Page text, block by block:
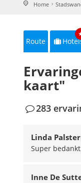
Home
Route
kaart"
283
Linda
Super
Inne De